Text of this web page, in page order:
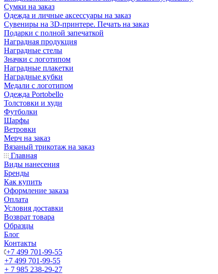
Сумки на заказ
Одежда и личные аксессуары на заказ
Сувениры на 3D-принтере. Печать на заказ
Подарки с полной запечаткой
Наградная продукция
Наградные стелы
Значки с логотипом
Наградные плакетки
Наградные кубки
Медали с логотипом
Одежда Portobello
Толстовки и худи
Футболки
Шарфы
Ветровки
Мерч на заказ
Вязаный трикотаж на заказ
Главная
Виды нанесения
Бренды
Как купить
Оформление заказа
Оплата
Условия доставки
Возврат товара
Образцы
Блог
Контакты
+7 499 701-99-55
+7 499 701-99-55
+ 7 985 238-29-27